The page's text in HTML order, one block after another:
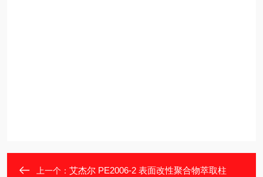
上一个： 艾杰尔 PE2006-2 表面改性聚合物萃取柱